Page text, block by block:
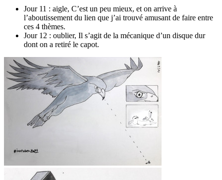
Jour 11 : aigle, C’est un peu mieux, et on arrive à
l’aboutissement du lien que j’ai trouvé amusant de faire entre
ces 4 thèmes.
Jour 12 : oublier, Il s’agit de la mécanique d’un disque dur
dont on a retiré le capot.